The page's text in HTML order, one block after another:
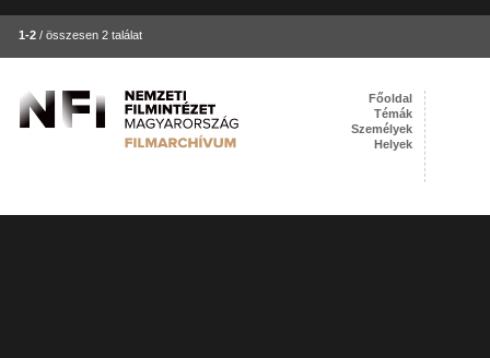
1-2 / összesen 2 találat
Főoldal
Témák
Személyek
Helyek